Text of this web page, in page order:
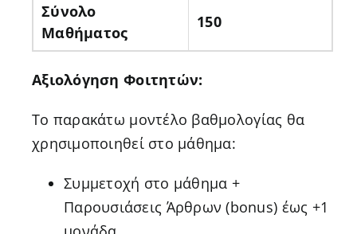
Σύνολο
Μαθήματος
150
Αξιολόγηση Φοιτητών:
Το παρακάτω μοντέλο βαθμολογίας θα
χρησιμοποιηθεί στο μάθημα:
Συμμετοχή στο μάθημα +
Παρουσιάσεις Άρθρων (bonus) έως +1